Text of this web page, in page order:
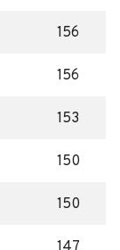
156
156
153
150
150